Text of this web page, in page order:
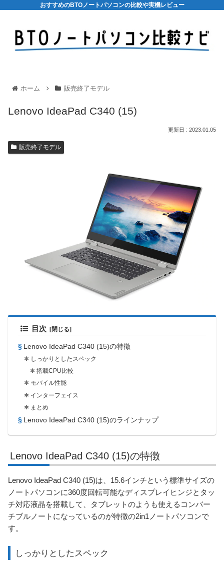
おすすめのBTOノートパソコンの比較や実機レビュー
ホーム 販売終了モデル
Lenovo IdeaPad C340 (15)
2023.01.05
販売終了モデル
目次
Lenovo IdeaPad C340 (15)の特徴
しっかりとしたスペック
搭載CPU比較
モバイル性能
インターフェイス
まとめ
Lenovo IdeaPad C340 (15)のラインナップ
Lenovo IdeaPad C340 (15)の特徴
Lenovo IdeaPad C340 (15)は、15.6インチという標準サイズの
ノートパソコンに360度回転可能なディスプレイヒンジとタッ
チ対応液晶を搭載して、タブレットのようも使えるコンバー
チブルノートになっているのが特徴の2in1ノートパソコンで
す。
しっかりとしたスペック